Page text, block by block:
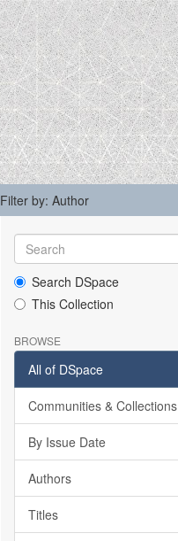
Filter by: Author
Search DSpace
This Collection
BROWSE
All of DSpace
Communities & Collections
By Issue Date
Authors
Titles